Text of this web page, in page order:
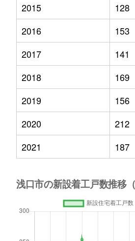
2015
128
2016
153
2017
141
2018
169
2019
156
2020
212
2021
187